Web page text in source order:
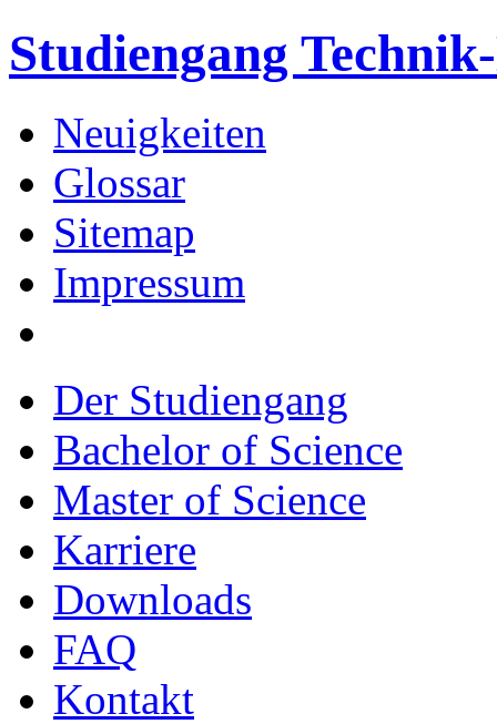
Studiengang
Neuigkeiten
Glossar
Sitemap
Impressum
Der Studiengang
Bachelor of Science
Master of Science
Karriere
Downloads
FAQ
Kontakt